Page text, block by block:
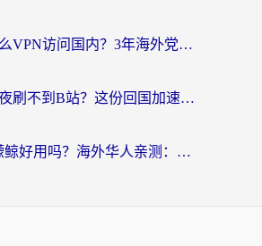
从美国用什么VPN访问国内？3年海外党亲测：选对工具才能无缝刷B站、看腾讯视频
在比利时深夜刷不到B站？这份回国加速器避坑指南请收好
Malus和柠檬鲸好用吗？海外华人亲测：回国加速器怎么选才不踩坑？